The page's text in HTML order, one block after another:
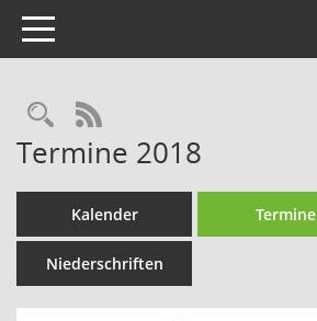
Toggle navigation
Rechercheauswahl
RSS-Feed
Termine 2018
Kalender Termine
Niederschriften